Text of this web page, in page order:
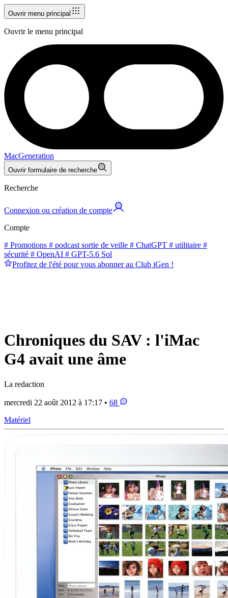
Ouvrir menu principal
Ouvrir le menu principal
MacGeneration
Ouvrir formulaire de recherche
Recherche
Connexion ou création de compte
Compte
# Promotions # podcast sortie de veille # ChatGPT # utilitaire #
sécurité # OpenAI # GPT-5.6 Sol
Profitez de l'été pour vous abonner au Club iGen !
Chroniques du SAV : l'iMac
G4 avait une âme
La redaction
mercredi 22 août 2012 à 17:17 • 68
Matériel